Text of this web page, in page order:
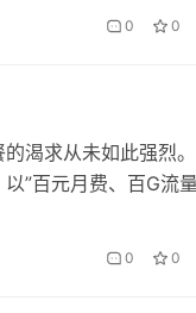
高效完成申请。 一、
0 0
渴求从未如此强烈
”百元月费、百G流
办卡明星产品。 一、
0 0